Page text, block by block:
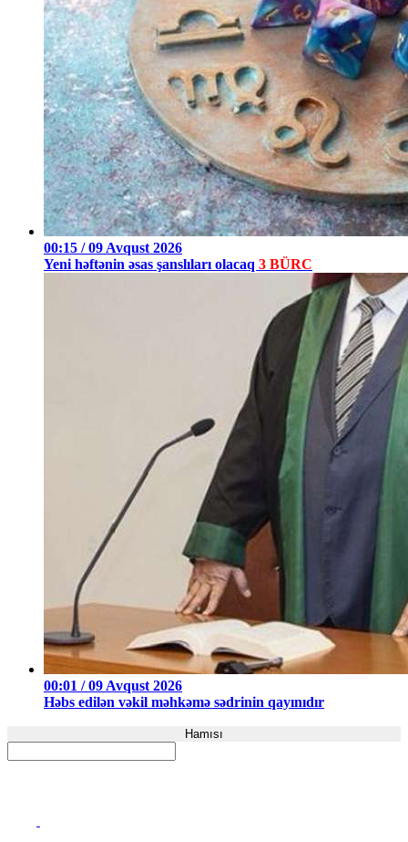
00:15 / 09 Avqust 2026
Yeni həftənin əsas şanslıları olacaq 3 BÜRC
00:01 / 09 Avqust 2026
Həbs edilən vəkil məhkəmə sədrinin qayınıdır
Hamısı